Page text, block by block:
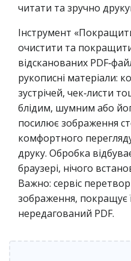
читати та зручно
Інструмент
очистити та покращити
відсканованих
рукописні матеріали:
зустрічей, чек‑листи
блідим, шумним або
посилює зображення
комфортного
друку. Обробка
браузері, нічого
Важно: сервіс
зображення, покращує
нередагований PDF.